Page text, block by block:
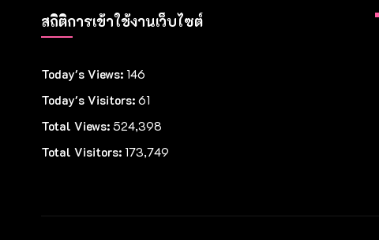
สถิติการเข้าใช้งานเว็บไซต์
Today's Views: 146
Today's Visitors: 61
Total Views: 524,398
Total Visitors: 173,749